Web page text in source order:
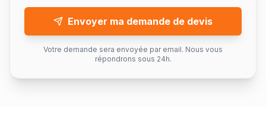
Envoyer ma demande de devis
Votre demande sera envoyée par email. Nous vous
répondrons sous 24h.